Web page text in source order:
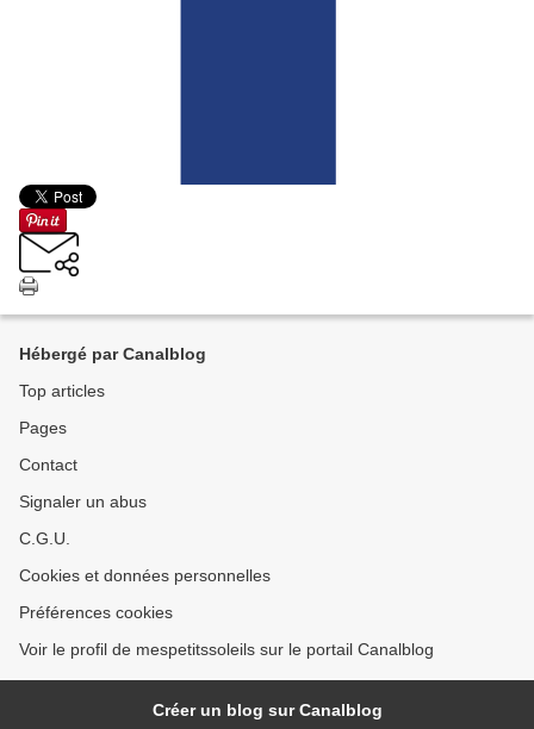
Hébergé par Canalblog
Top articles
Pages
Contact
Signaler un abus
C.G.U.
Cookies et données personnelles
Préférences cookies
Voir le profil de mespetitssoleils sur le portail Canalblog
Créer un blog sur Canalblog